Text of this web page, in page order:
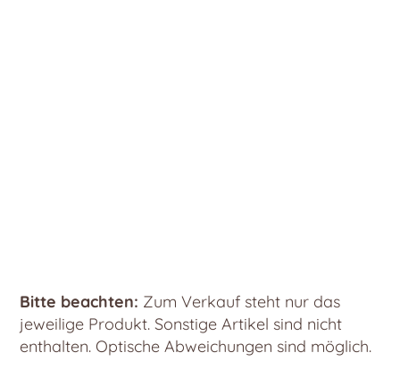
Bitte beachten: Zum Verkauf steht nur das
jeweilige Produkt. Sonstige Artikel sind nicht
enthalten. Optische Abweichungen sind möglich.